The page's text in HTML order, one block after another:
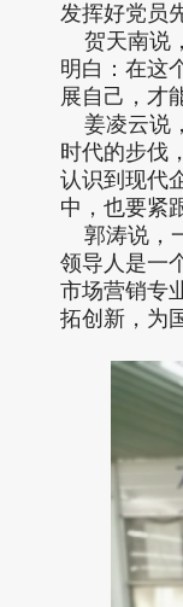
发挥好党员
贺天南说
明白：在这
展自己，才
姜凌云说
时代的步伐
认识到现代
中，也要紧
郭涛说，
领导人是一
市场营销专
拓创新，为